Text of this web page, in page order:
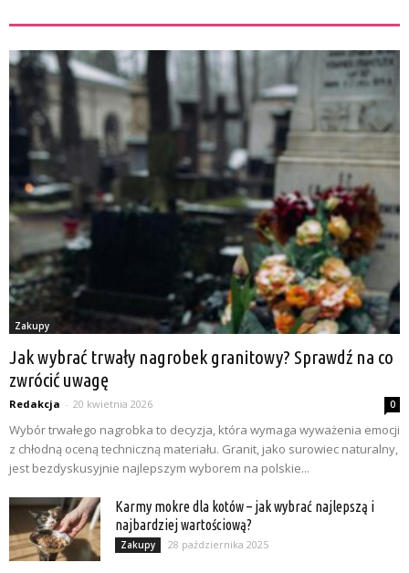
Zakupy
Jak wybrać trwały nagrobek granitowy? Sprawdź na co
zwrócić uwagę
Redakcja - 20 kwietnia 2026 0
Wybór trwałego nagrobka to decyzja, która wymaga wyważenia emocji
z chłodną oceną techniczną materiału. Granit, jako surowiec naturalny,
jest bezdyskusyjnie najlepszym wyborem na polskie...
Karmy mokre dla kotów – jak wybrać najlepszą i
najbardziej wartościową?
Zakupy 28 października 2025